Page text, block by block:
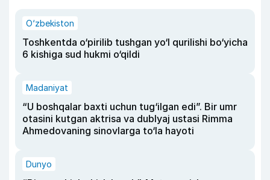
O‘zbekiston
Toshkentda o‘pirilib tushgan yo‘l qurilishi bo‘yicha
6 kishiga sud hukmi o‘qildi
Madaniyat
“U boshqalar baxti uchun tug‘ilgan edi”. Bir umr
otasini kutgan aktrisa va dublyaj ustasi Rimma
Ahmedovaning sinovlarga to‘la hayoti
Dunyo